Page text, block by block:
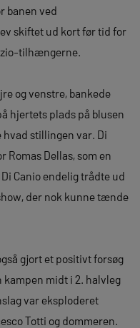
banen ved
skiftet ud kort før tid for
tilhængerne.
og venstre, bankede
hjertets plads på blusen
hvad stillingen var. Di
Romas Dellas, som en
Canio endelig trådte ud
der nok kunne tænde
gjort et positivt forsøg
kampen midt i 2. halvleg
var eksploderet
Totti og dommeren.